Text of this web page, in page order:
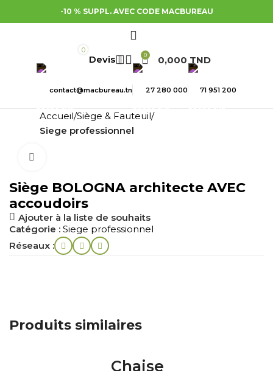
-10 % SUPPL. AVEC CODE MACBUREAU
0
0 0,000 TND
contact@macbureau.tn 27 280 000 71 951 200
Accueil Siège & Fauteuil
Siege professionnel
Siège BOLOGNA architecte AVEC
accoudoirs
Ajouter à la liste de souhaits
Catégorie : Siege professionnel
Réseaux :
Produits similaires